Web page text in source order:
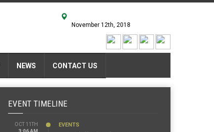
November 12th, 2018
NEWS CONTACT US
EVENT TIMELINE
OCT 11TH
EVENTS